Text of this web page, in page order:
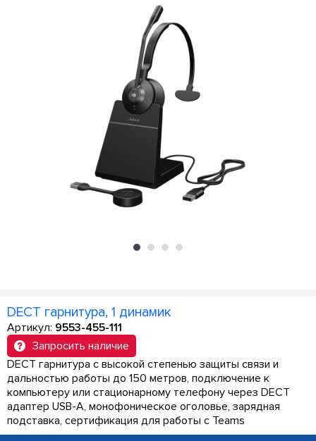
DECT гарнитура, 1 динамик
Артикул: 9553-455-111
Запросить наличие
DECT гарнитура с высокой степенью защиты связи и
дальностью работы до 150 метров, подключение к
компьютеру или стационарному телефону через DECT
адаптер USB-A, монофоническое оголовье, зарядная
подставка, сертификация для работы с Teams